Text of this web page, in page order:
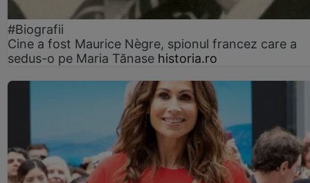
#Biografii
Cine a fost Maurice Nègre, spionul francez care a
sedus-o pe Maria Tănase historia.ro